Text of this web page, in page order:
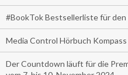
#BookTok Bestsellerliste für
Media Control Hörbuch Kompass
Der Countdown läuft für die